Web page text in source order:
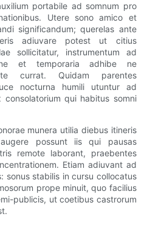
portabile ad somnum pro
Utere sono amico et
significandum; querelas ante
adiuvare potest ut citius
sollicitatur, instrumentum ad
et temporaria adhibe ne
currat. Quidam parentes
nocturna humili utuntur ad
consolatorium qui habitus somni
munera utilia diebus itineris
possunt iis qui pausas
remote laborant, praebentes
Etiam adiuvant ad
sonus stabilis in cursu collocatus
prope minuit, quo facilius
publicis, ut coetibus castrorum